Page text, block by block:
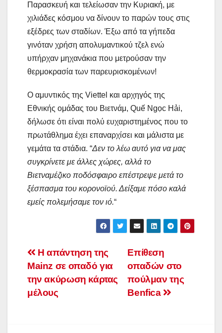
Παρασκευή και τελείωσαν την Κυριακή, με
χιλιάδες κόσμου να δίνουν το παρών τους στις
εξέδρες των σταδίων. Έξω από τα γήπεδα
γινόταν χρήση απολυμαντικού τζελ ενώ
υπήρχαν μηχανάκια που μετρούσαν την
θερμοκρασία των παρευρισκομένων!
Ο αμυντικός της Viettel και αρχηγός της
Εθνικής ομάδας του Βιετνάμ, Quế Ngọc Hải,
δήλωσε ότι είναι πολύ ευχαριστημένος που το
πρωτάθλημα έχει επαναρχίσει και μάλιστα με
γεμάτα τα στάδια. “Δεν το λέω αυτό για να μας
συγκρίνετε με άλλες χώρες, αλλά το
Βιετναμέζικο ποδόσφαιρο επέστρεψε μετά το
ξέσπασμα του κορονοϊού. Δείξαμε πόσο καλά
εμείς πολεμήσαμε τον ιό.“
Post
navigation
Επίθεση
οπαδών στο
πούλμαν της
Benfica
Η απάντηση της
Mainz σε οπαδό για
την ακύρωση κάρτας
μέλους